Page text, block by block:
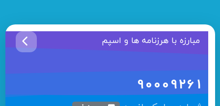
مبارزه با هرزنامه ها و اسپم
90009261